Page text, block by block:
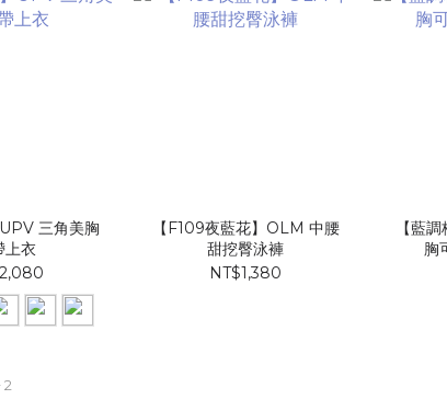
三角美胸
上衣
2
【F109夜藍花】​OLM 中腰
甜挖臀泳褲
NT$1,380
【藍
胸